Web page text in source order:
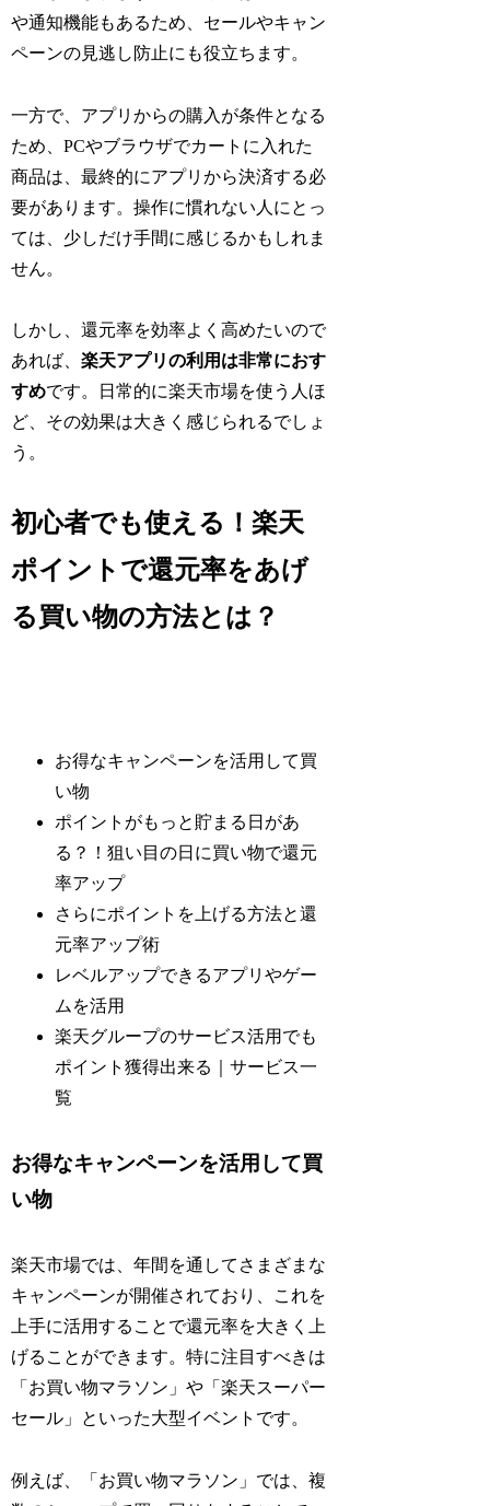
や通知機能もあるため、セールやキャン
ペーンの見逃し防止にも役立ちます。
一方で、アプリからの購入が条件となる
ため、PCやブラウザでカートに入れた
商品は、最終的にアプリから決済する必
要があります。操作に慣れない人にとっ
ては、少しだけ手間に感じるかもしれま
せん。
しかし、還元率を効率よく高めたいので
あれば、楽天アプリの利用は非常におす
すめです。日常的に楽天市場を使う人ほ
ど、その効果は大きく感じられるでしょ
う。
初心者でも使える！楽天
ポイントで還元率をあげ
る買い物の方法とは？
お得なキャンペーンを活用して買
い物
ポイントがもっと貯まる日があ
る？！狙い目の日に買い物で還元
率アップ
さらにポイントを上げる方法と還
元率アップ術
レベルアップできるアプリやゲー
ムを活用
楽天グループのサービス活用でも
ポイント獲得出来る｜サービス一
覧
お得なキャンペーンを活用して買
い物
楽天市場では、年間を通してさまざまな
キャンペーンが開催されており、これを
上手に活用することで還元率を大きく上
げることができます。特に注目すべきは
「お買い物マラソン」や「楽天スーパー
セール」といった大型イベントです。
例えば、「お買い物マラソン」では、複